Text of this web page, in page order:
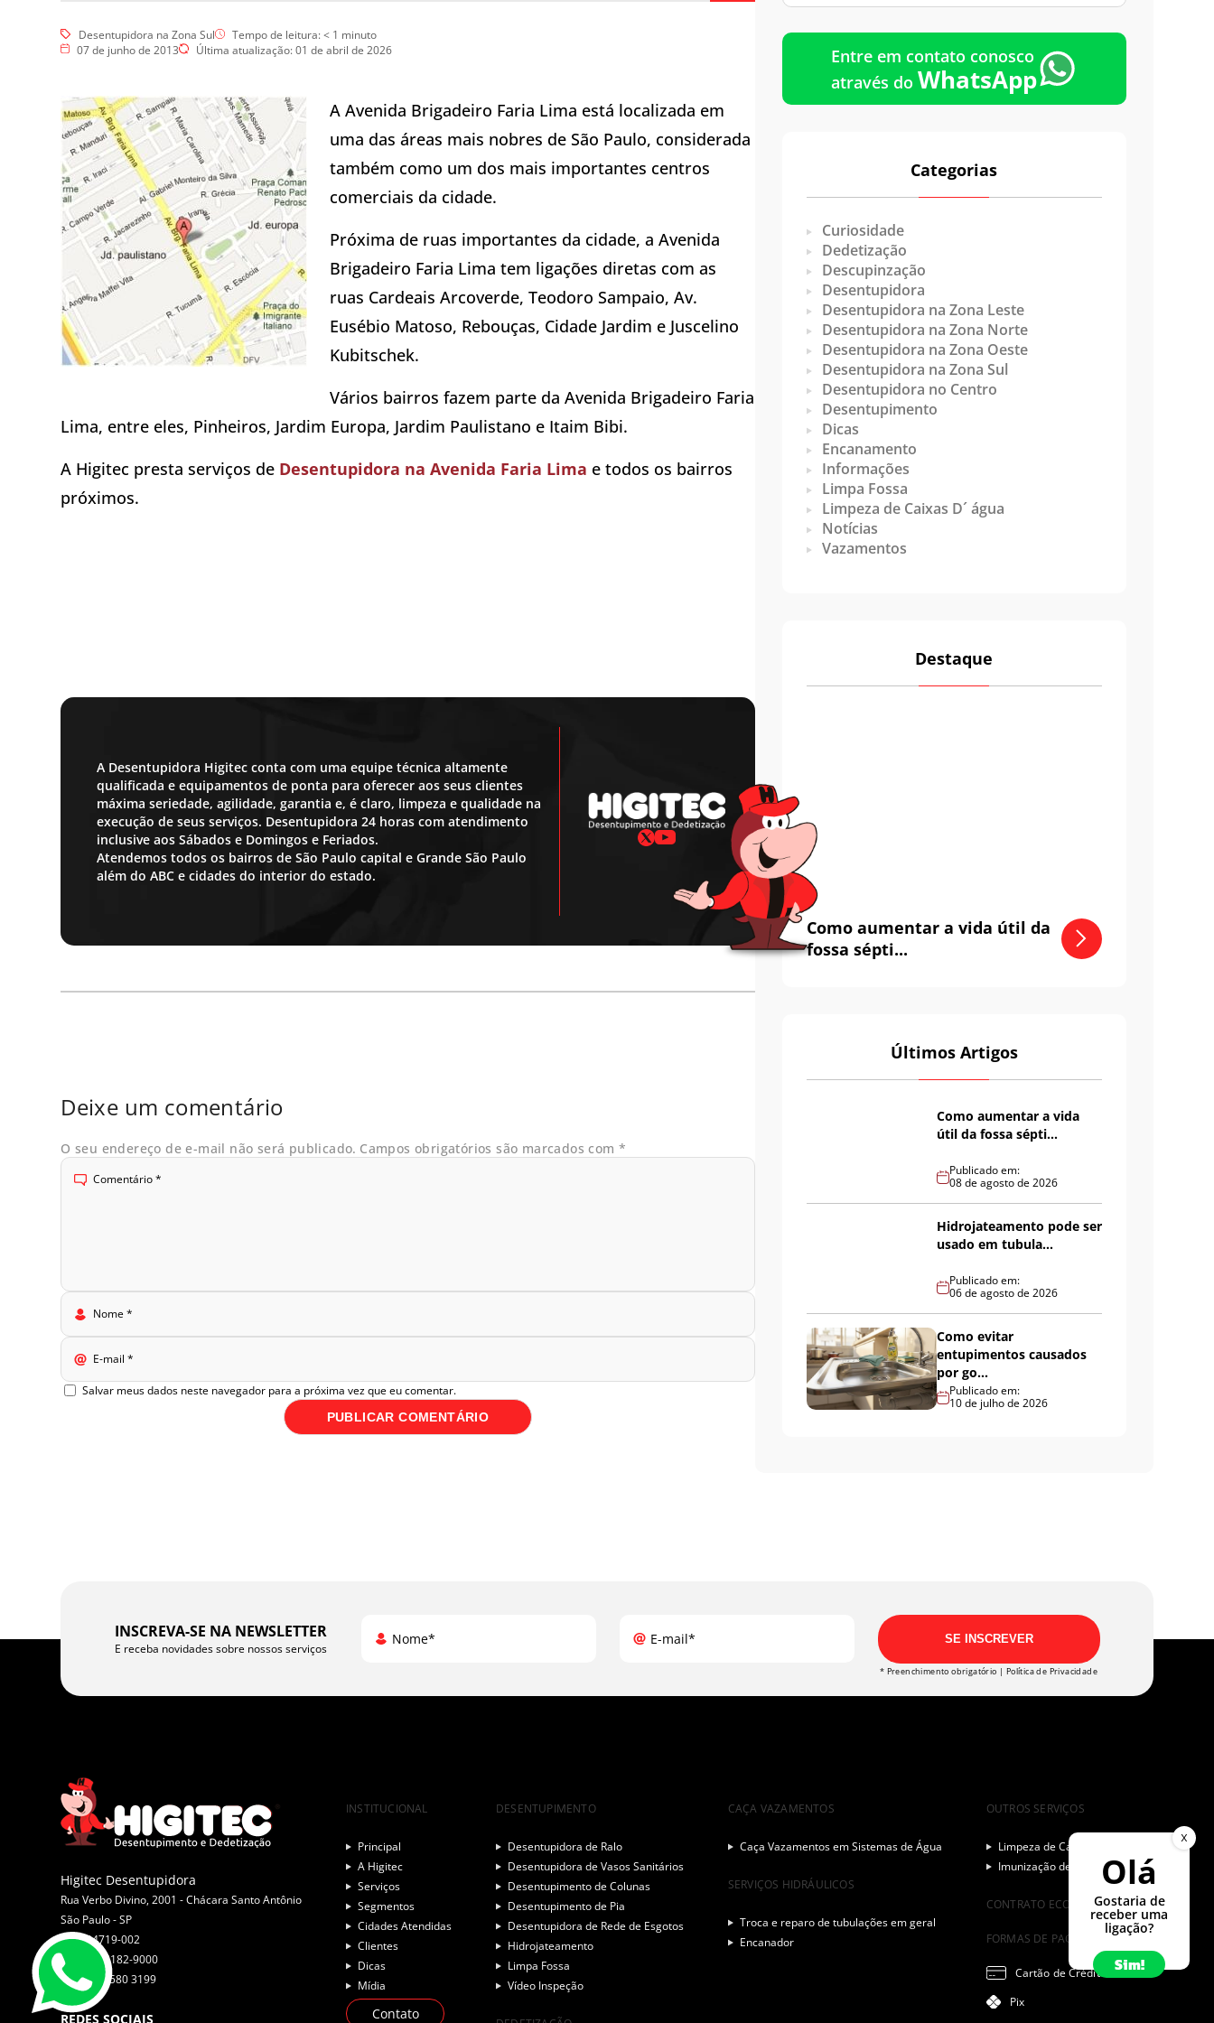
Desentupidora na Zona Sul Tempo de leitura:< 1 minuto
07 de junho de 2013
Última atualização: 01 de abril de 2026
A Avenida Brigadeiro Faria Lima está localizada em
uma das áreas mais nobres de São Paulo, considerada
também como um dos mais importantes centros
comerciais da cidade.
Próxima de ruas importantes da cidade, a Avenida
Brigadeiro Faria Lima tem ligações diretas com as
ruas Cardeais Arcoverde, Teodoro Sampaio, Av.
Eusébio Matoso, Rebouças, Cidade Jardim e Juscelino
Kubitschek.
Vários bairros fazem parte da Avenida Brigadeiro Faria
Lima, entre eles, Pinheiros, Jardim Europa, Jardim Paulistano e Itaim Bibi.
A Higitec presta serviços de Desentupidora na Avenida Faria Lima e todos os bairros
próximos.
A Desentupidora Higitec conta com uma equipe técnica altamente
qualificada e equipamentos de ponta para oferecer aos seus clientes
máxima seriedade, agilidade, garantia e, é claro, limpeza e qualidade na
execução de seus serviços. Desentupidora 24 horas com atendimento
inclusive aos Sábados e Domingos e Feriados.
Atendemos todos os bairros de São Paulo capital e Grande São Paulo
além do ABC e cidades do interior do estado.
Deixe um comentário
O seu endereço de e-mail não será publicado. Campos obrigatórios são marcados com*
Comentário*
Nome*
E-mail*
Salvar meus dados neste navegador para a próxima vez que eu comentar.
Entre em contato conosco
através do WhatsApp
Categorias
Curiosidade
Dedetização
Descupinzação
Desentupidora
Desentupidora na Zona Leste
Desentupidora na Zona Norte
Desentupidora na Zona Oeste
Desentupidora na Zona Sul
Desentupidora no Centro
Desentupimento
Dicas
Encanamento
Informações
Limpa Fossa
Limpeza de Caixas D´ água
Notícias
Vazamentos
Destaque
Como aumentar a vida útil da
fossa sépti...
Últimos Artigos
Como aumentar a vida
útil da fossa sépti...
Publicado em:
08 de agosto de 2026
Hidrojateamento pode ser
usado em tubula...
Publicado em:
06 de agosto de 2026
Como evitar
entupimentos causados
por go...
Publicado em:
10 de julho de 2026
Limpa Fossa
Vídeo Inspeção
Controle de Pragas
Dedetização de Pragas
Dedetização – Ratos
Dedetização – Controle de
Cupins
Desratização
Eliminar Ratos
Repelência a Pombos
X
Olá
Gostaria de
receber uma
ligação?
Sim!
INSCREVA-SE NA NEWSLETTER
E receba novidades sobre nossos serviços
Nome* E-mail* SE INSCREVER
* Preenchimento obrigatório | Política de Privacidade
Higitec Desentupidora
Rua Verbo Divino, 2001 - Chácara Santo Antônio
São Paulo -SP
CEP: 04719-002
Tel: (11) 5182-9000
Tel: 0800 580 3199
REDES SOCIAIS
INSTITUCIONAL
Principal
A Higitec
Serviços
Segmentos
Cidades Atendidas
Clientes
Dicas
Mídia
Contato
DESENTUPIMENTO
Desentupidora de Ralo
Desentupidora de Vasos Sanitários
Desentupimento de Colunas
Desentupimento de Pia
Desentupidora de Rede de Esgotos
Hidrojateamento
Limpa Fossa
Vídeo Inspeção
CAÇA VAZAMENTOS
Caça Vazamentos em Sistemas de Água
SERVIÇOS HIDRÁULICOS
Troca e reparo de tubulações em geral
Encanador
OUTROS SERVIÇOS
Limpeza de Caixas D’água
Imunização de Caixas D’água
CONTRATO ECONOMIA HIGITEC
FORMAS DE PAGAMENTO
Cartão de Crédito
Pix